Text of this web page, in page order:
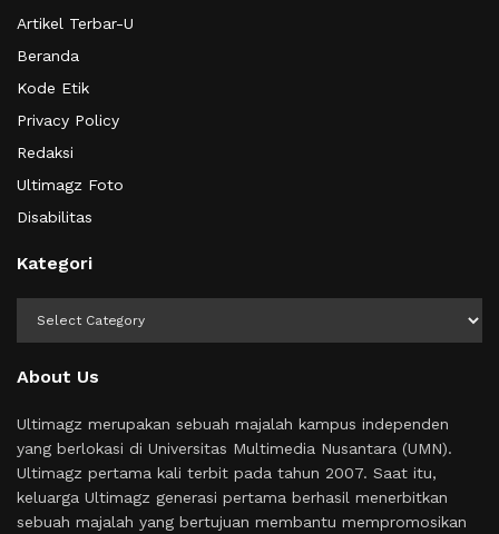
Artikel Terbar-U
Beranda
Kode Etik
Privacy Policy
Redaksi
Ultimagz Foto
Disabilitas
Kategori
About Us
Ultimagz merupakan sebuah majalah kampus independen
yang berlokasi di Universitas Multimedia Nusantara (UMN).
Ultimagz pertama kali terbit pada tahun 2007. Saat itu,
keluarga Ultimagz generasi pertama berhasil menerbitkan
sebuah majalah yang bertujuan membantu mempromosikan